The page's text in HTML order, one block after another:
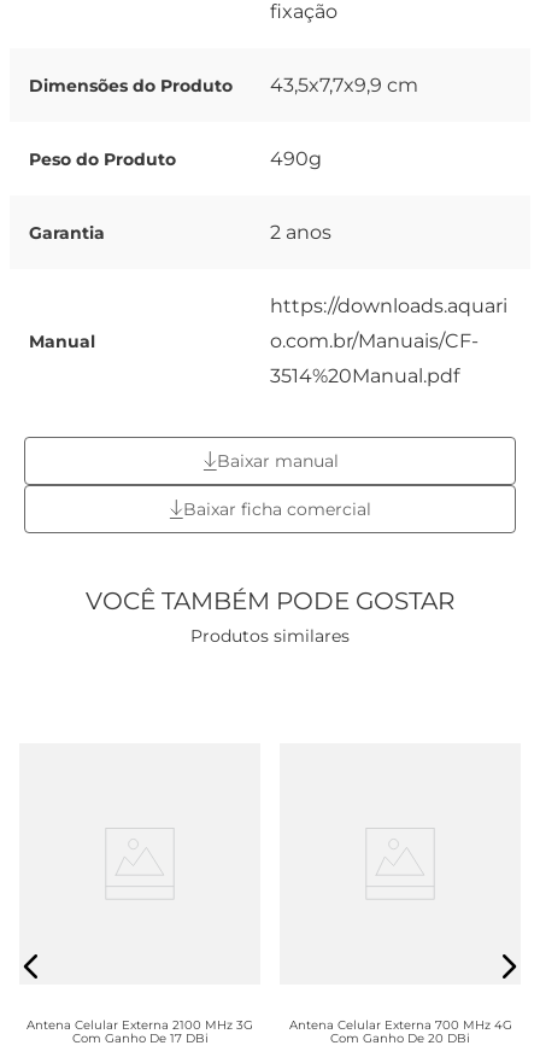
fixação
Dimensões do Produto 43,5x7,7x9,9 cm
Peso do Produto 490g
Garantia 2 anos
Manual
https://downloads.aquari
o.com.br/Manuais/CF-
3514%20Manual.pdf
Baixar manual
Baixar ficha comercial
VOCÊ TAMBÉM PODE GOSTAR
Produtos similares
Antena Celular Externa 2100 MHz 3G
Com Ganho De 17 DBi
Antena Celular Externa 700 MHz 4G
Com Ganho De 20 DBi